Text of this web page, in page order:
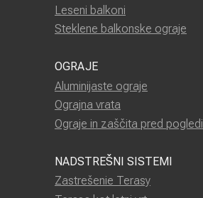
Leseni balkoni
Steklene balkonske ograje
OGRAJE
Aluminijaste ograje
Ograjna vrata
Ograje in zaščita pred pogledi
NADSTREŠNI SISTEMI
Zastrešenie Terasy